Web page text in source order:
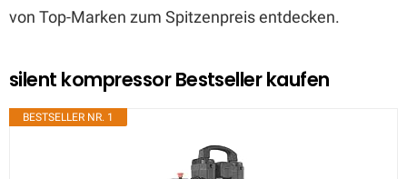
von Top-Marken zum Spitzenpreis entdecken.
silent kompressor Bestseller kaufen
BESTSELLER NR. 1